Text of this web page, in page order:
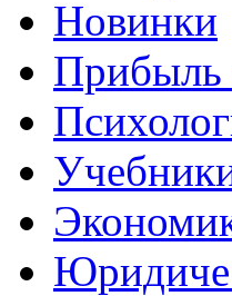
Новинки
Прибыль